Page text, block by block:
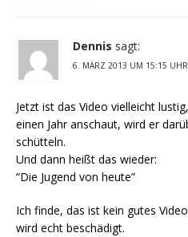
Dennis sagt:
6. MÄRZ 2013 UM 15:15 UHR
Jetzt ist das Video vielleicht
einen Jahr anschaut, wird er
schütteln.
Und dann heißt das wieder:
“Die Jugend von heute”
Ich finde, das ist kein gutes
wird echt beschädigt.